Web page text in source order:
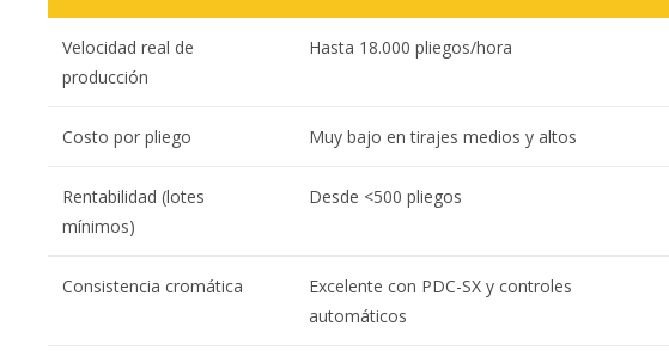
Velocidad real de
producción
Hasta 18.000 pliegos/hora
Costo por pliego Muy bajo en tirajes medios y altos
Rentabilidad (lotes
mínimos)
Desde <500 pliegos
Consistencia cromática
Excelente con PDC-SX y controles
automáticos